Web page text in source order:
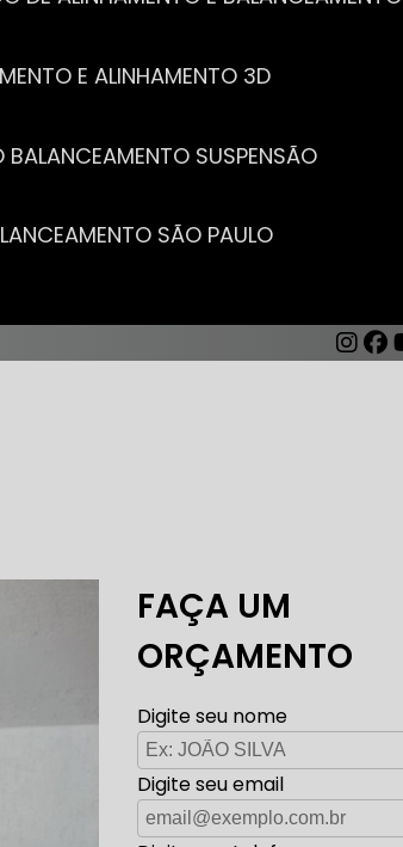
E ALINHAMENTO 3D
BALANCEAMENTO SUSPENSÃO
SÃO PAULO
AUTO ELÉTRICA DE CARROS
AUTO ELÉTRICA ZONA SUL
FAÇA UM
ORÇAMENTO
Digite seu nome
Digite seu email